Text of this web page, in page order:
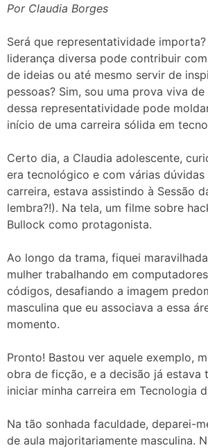
Por Claudia Borges
Será que representatividade importa?
liderança diversa pode contribuir
de ideias ou até mesmo servir de
pessoas? Sim, sou uma prova viva
dessa representatividade pode
início de uma carreira sólida em
Certo dia, a Claudia adolescente,
era tecnológico e com várias dúvidas
carreira, estava assistindo à Sessão
lembra?!). Na tela, um filme sobre
Bullock como protagonista.
Ao longo da trama, fiquei
mulher trabalhando em
códigos, desafiando a imagem
masculina que eu associava a essa
momento.
Pronto! Bastou ver aquele exemplo,
obra de ficção, e a decisão já estava
iniciar minha carreira em Tecnologia
Na tão sonhada faculdade, deparei-
de aula majoritariamente masculina.